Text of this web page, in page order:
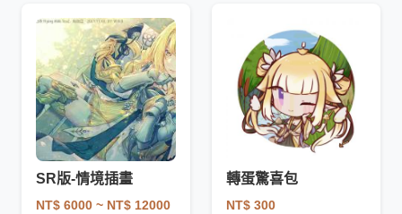
SR版-情境插畫
NT$ 6000 ~ NT$ 12000
轉蛋驚喜包
NT$ 300